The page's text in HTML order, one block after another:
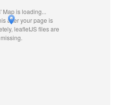
Map is loading...
after your page is
leafletJS files are
missing.